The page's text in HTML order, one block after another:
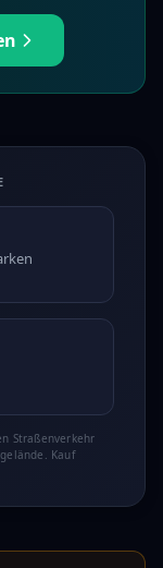
Straßenverkehr
Kauf